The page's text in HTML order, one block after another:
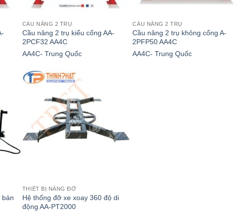
CẦU NÂNG 2 TRỤ
Cầu nâng 2 trụ kiểu cổng AA-
2PCF32 AA4C
AA4C- Trung Quốc
CẦU NÂNG 2 TRỤ
Cầu nâng 2 trụ không cổng A-
2PFP50 AA4C
AA4C- Trung Quốc
bán
THIẾT BỊ NÂNG ĐỠ
Hệ thống đỡ xe xoay 360 độ di
động AA-PT2000